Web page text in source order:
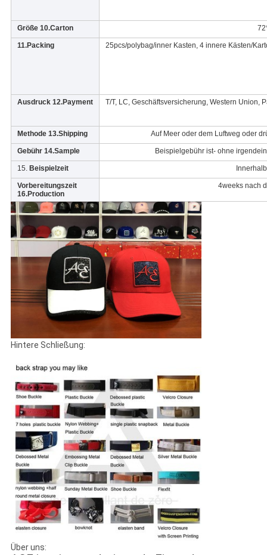
Größe 10.Carton
11.Packing 25pcs/polybag/inner Kasten, 4 innere Kästen/
Ausdruck 12.Payment T/T, LC, Geschäftsversicherung, Western Union,
Methode 13.Shipping Auf Meer oder dem Luftweg oder
Gebühr 14.Sample Beispielgebühr ist- ohne
15. Beispielzeit
Vorbereitungszeit
16.Production
4weeks nach
Hintere Schließung:
Über uns: